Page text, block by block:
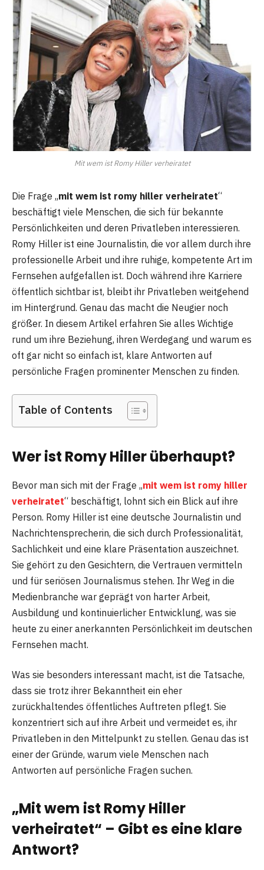
Mit wem ist Romy Hiller verheiratet
Die Frage „mit wem ist romy hiller verheiratet“
beschäftigt viele Menschen, die sich für bekannte
Persönlichkeiten und deren Privatleben interessieren.
Romy Hiller ist eine Journalistin, die vor allem durch ihre
professionelle Arbeit und ihre ruhige, kompetente Art im
Fernsehen aufgefallen ist. Doch während ihre Karriere
öffentlich sichtbar ist, bleibt ihr Privatleben weitgehend
im Hintergrund. Genau das macht die Neugier noch
größer. In diesem Artikel erfahren Sie alles Wichtige
rund um ihre Beziehung, ihren Werdegang und warum es
oft gar nicht so einfach ist, klare Antworten auf
persönliche Fragen prominenter Menschen zu finden.
Table of Contents
Wer ist Romy Hiller überhaupt?
Bevor man sich mit der Frage „mit wem ist romy hiller
verheiratet“ beschäftigt, lohnt sich ein Blick auf ihre
Person. Romy Hiller ist eine deutsche Journalistin und
Nachrichtensprecherin, die sich durch Professionalität,
Sachlichkeit und eine klare Präsentation auszeichnet.
Sie gehört zu den Gesichtern, die Vertrauen vermitteln
und für seriösen Journalismus stehen. Ihr Weg in die
Medienbranche war geprägt von harter Arbeit,
Ausbildung und kontinuierlicher Entwicklung, was sie
heute zu einer anerkannten Persönlichkeit im deutschen
Fernsehen macht.
Was sie besonders interessant macht, ist die Tatsache,
dass sie trotz ihrer Bekanntheit ein eher
zurückhaltendes öffentliches Auftreten pflegt. Sie
konzentriert sich auf ihre Arbeit und vermeidet es, ihr
Privatleben in den Mittelpunkt zu stellen. Genau das ist
einer der Gründe, warum viele Menschen nach
Antworten auf persönliche Fragen suchen.
„Mit wem ist Romy Hiller
verheiratet“ – Gibt es eine klare
Antwort?